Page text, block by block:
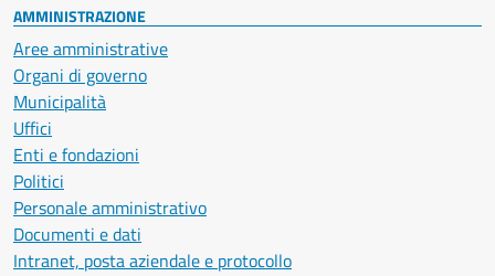
AMMINISTRAZIONE
Aree amministrative
Organi di governo
Municipalità
Uffici
Enti e fondazioni
Politici
Personale amministrativo
Documenti e dati
Intranet, posta aziendale e protocollo